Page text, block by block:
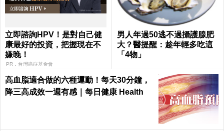
立即諮詢HPV！是對自己健
康最好的投資，把握現在不
嫌晚！
PR．台灣癌症基金會
男人年過50逃不過攝護腺肥
大？醫提醒：趁年輕多吃這
「4物」
高血脂適合做的六種運動！每天30分鐘，
降三高成效一週有感｜每日健康 Health